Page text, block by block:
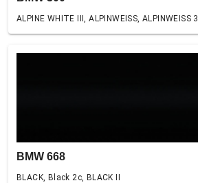
ALPINE WHITE III, ALPINWEISS, ALPINWEISS 3
BMW 668
BLACK, Black 2c, BLACK II